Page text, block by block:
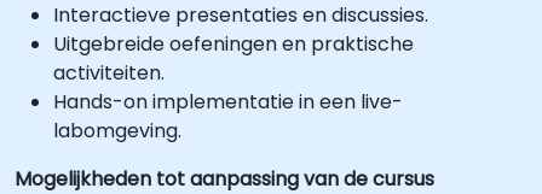
Interactieve presentaties en discussies.
Uitgebreide oefeningen en praktische
activiteiten.
Hands-on implementatie in een live-
labomgeving.
Mogelijkheden tot aanpassing van de cursus